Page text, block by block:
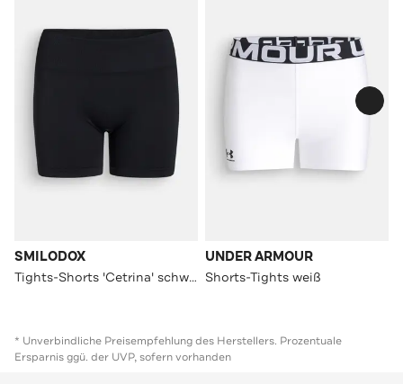
SMILODOX
Tights-Shorts 'Cetrina' schwarz
UNDER ARMOUR
Shorts-Tights weiß
* Unverbindliche Preisempfehlung des Herstellers. Prozentuale
Ersparnis ggü. der UVP, sofern vorhanden